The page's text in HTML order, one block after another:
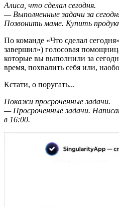
Алиса, что сделал сегодня.
— Выполненные задачи за
Позвонить маме. Купить
По команде «Что сделал
завершил») голосовая
которые вы выполнили за
время, похвалить себя или,
Кстати, о поругать...
Покажи просроченные задачи.
— Просроченные задачи.
в 16:00.